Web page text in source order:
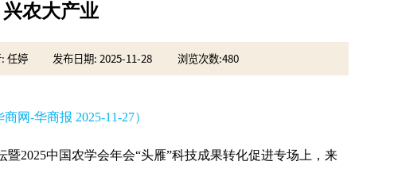
兴农大产业
任婷 发布日期: 2025-11-28 浏览次数:480
商网-华商报 2025-11-27）
2025中国农学会年会“头雁”科技成果转化促进专场上，来